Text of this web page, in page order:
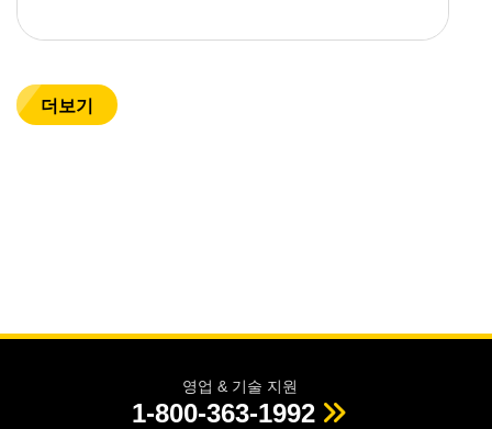
더보기
영업 & 기술 지원
1-800-363-1992